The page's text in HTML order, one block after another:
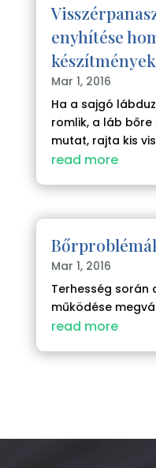
enyhítése
Mar 1, 2016
Ha a sajgó
romlik, a láb
mutat, rajta kis
read more
Mar 1, 2016
Terhesség során
működése
read more